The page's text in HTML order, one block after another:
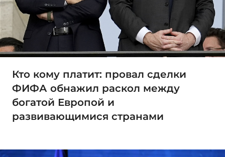
Кто кому платит: провал сделки
ФИФА обнажил раскол между
богатой Европой и
развивающимися странами